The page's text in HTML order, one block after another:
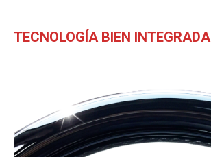
TECNOLOGÍA BIEN INTEGRADA